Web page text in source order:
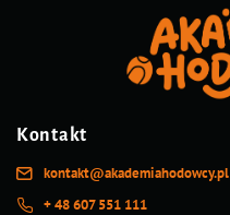
Kontakt
kontakt@akademiahodowcy.pl
+ 48 607 551 111